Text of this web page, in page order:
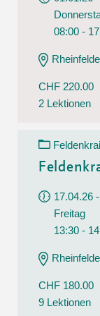
08:00 -
CHF 220.00
2 Lektionen
17.04.26
Freitag
13:30 -
CHF 180.00
9 Lektionen